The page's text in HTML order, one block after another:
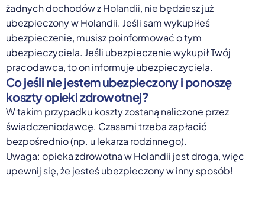
żadnych dochodów z Holandii, nie będziesz już
ubezpieczony w Holandii. Jeśli sam wykupiłeś
ubezpieczenie, musisz poinformować o tym
ubezpieczyciela. Jeśli ubezpieczenie wykupił Twój
pracodawca, to on informuje ubezpieczyciela.
Co jeśli nie jestem ubezpieczony i ponoszę
koszty opieki zdrowotnej?
W takim przypadku koszty zostaną naliczone przez
świadczeniodawcę. Czasami trzeba zapłacić
bezpośrednio (np. u lekarza rodzinnego).
Uwaga: opieka zdrowotna w Holandii jest droga, więc
upewnij się, że jesteś ubezpieczony w inny sposób!